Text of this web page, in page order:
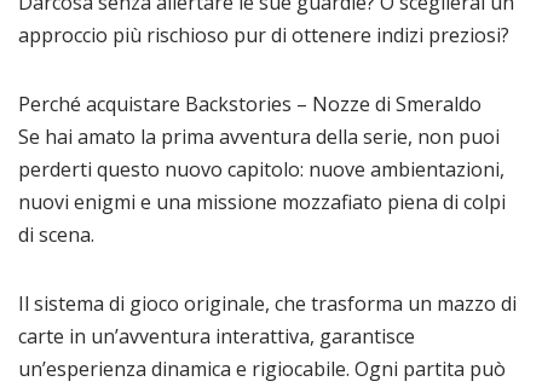
approccio più rischioso pur di ottenere indizi preziosi?
Perché acquistare Backstories – Nozze di Smeraldo
Se hai amato la prima avventura della serie, non puoi
perderti questo nuovo capitolo: nuove ambientazioni,
nuovi enigmi e una missione mozzafiato piena di colpi
di scena.
Il sistema di gioco originale, che trasforma un mazzo di
carte in un’avventura interattiva, garantisce
un’esperienza dinamica e rigiocabile. Ogni partita può